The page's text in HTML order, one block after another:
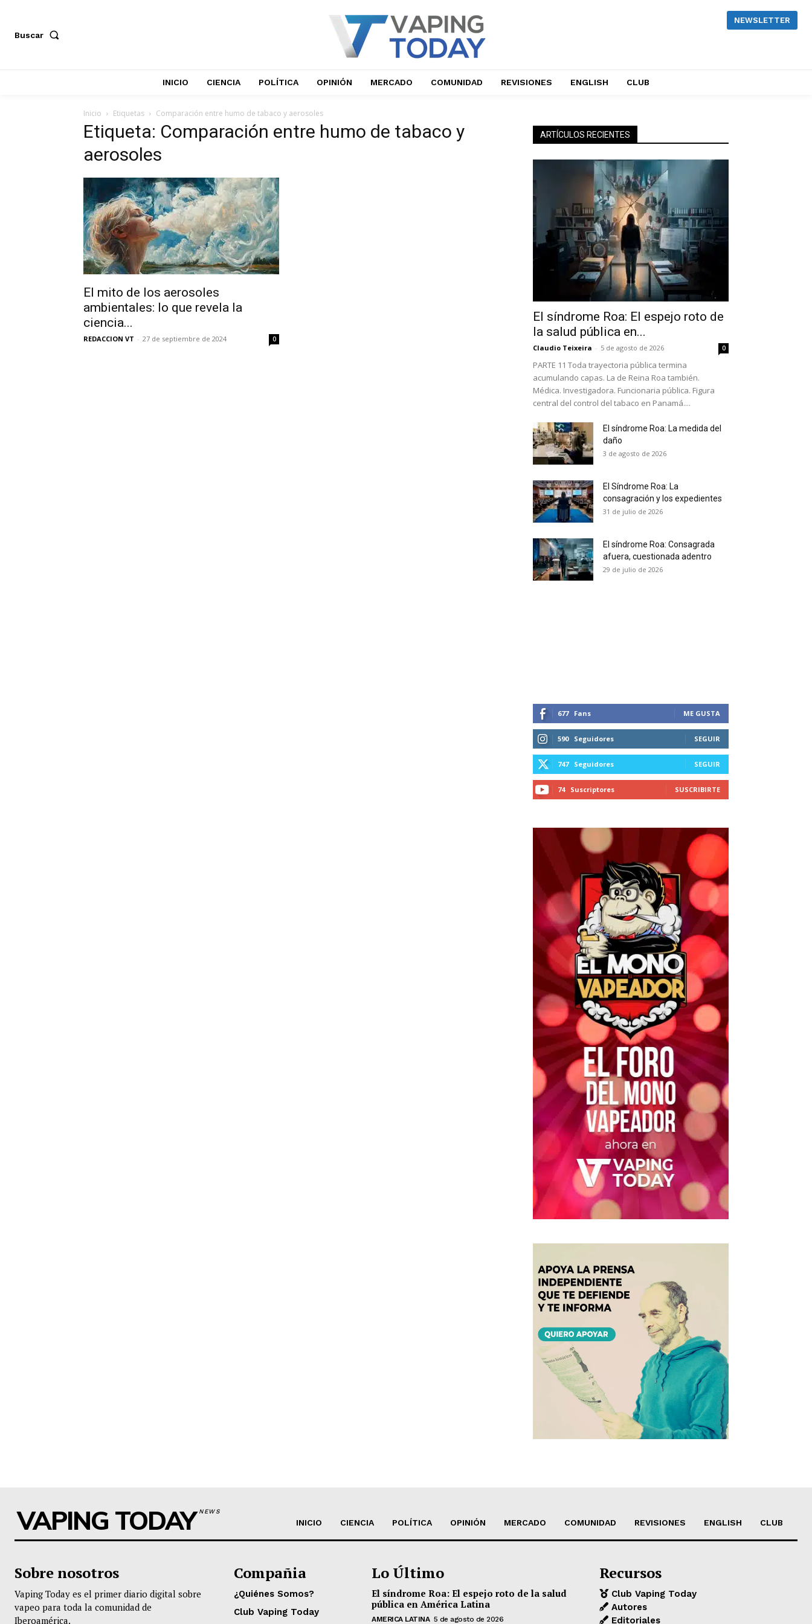
No te pierdas de las últimas
Suscríbete a nuestro boletín diario y recibe todas las
noticias del vapeo y la reducción de daños en tu correo
Subscribe to our daily clipping and receive all the news
of vaping and tobacco harm reduction in your email.
Buscar
NEWSLETTER
INICIO CIENCIA POLÍTICA OPINIÓN MERCADO COMUNIDAD REVISIONES ENGLISH CLUB
Inicio Etiquetas Comparación entre humo de tabaco y aerosoles
Etiqueta: Comparación entre humo de tabaco y
aerosoles
El mito de los aerosoles
ambientales: lo que revela la
ciencia...
REDACCION VT - 27 de septiembre de 2024 0
ARTÍCULOS RECIENTES
El síndrome Roa: El espejo roto de
la salud pública en...
Claudio Teixeira - 5 de agosto de 2026 0
PARTE 11 Toda trayectoria pública termina
acumulando capas. La de Reina Roa también.
Médica. Investigadora. Funcionaria pública. Figura
central del control del tabaco en Panamá....
El síndrome Roa: La medida del
daño
3 de agosto de 2026
El Síndrome Roa: La
consagración y los expedientes
31 de julio de 2026
El síndrome Roa: Consagrada
afuera, cuestionada adentro
29 de julio de 2026
677 Fans ME GUSTA
590 Seguidores SEGUIR
747 Seguidores SEGUIR
74 Suscriptores SUSCRIBIRTE
VAPING TODAYNEWS
INICIO CIENCIA POLÍTICA OPINIÓN MERCADO COMUNIDAD REVISIONES ENGLISH CLUB
Sobre nosotros
Vaping Today es el primer diario digital sobre
vapeo para toda la comunidad de
Iberoamérica.
Compañia
¿Quiénes Somos?
Club Vaping Today
Lo Último
El síndrome Roa: El espejo roto de la salud
pública en América Latina
AMERICA LATINA 5 de agosto de 2026
Recursos
Club Vaping Today
Autores
Editoriales